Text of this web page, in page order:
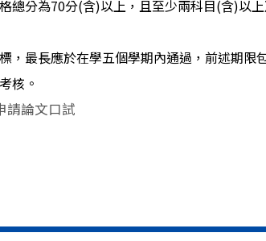
總分為70分(含)以上，且至少兩科目(含)以
，最長應於在學五個學期內通過，前述期限
核。
請論文口試